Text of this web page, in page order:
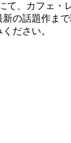
て、カフェ
の話題作ま
ださい。